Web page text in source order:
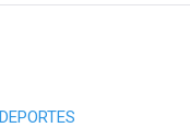
DEPORTES